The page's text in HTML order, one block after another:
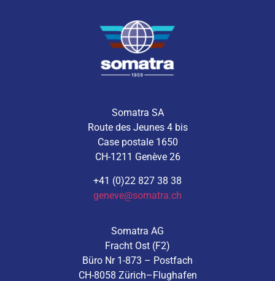
Somatra SA
Route des Jeunes 4 bis
Case postale 1650
CH-1211 Genève 26
+41 (0)22 827 38 38
geneve@somatra.ch
Somatra AG
Fracht Ost (F2)
Büro Nr 1-873 – Postfach
CH-8058 Zürich–Flughafen